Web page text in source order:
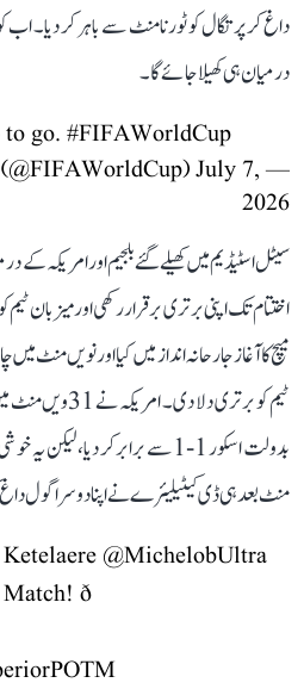
داغ کر پرتگال کو ٹورنامنٹ سے باہر کر دیا۔ اب
درمیان ہی کھیلا جائے گا۔
go. #FIFAWorldCup
— FIFA World Cup (@FIFAWorldCup)
July 7,
2026
سیٹل اسٹیڈیم میں کھیلے گئے بلجیم اور امریکہ کے
اختتام تک اپنی برتری برقرار رکھی اور میزبان ٹیم
میچ کا آغاز جارحانہ انداز میں کیا اور نویں
ٹیم کو برتری
منٹ بعد ہی ڈی کیٹیلیئرے نے اپنا دوسرا گول داغ
@MichelobUltra
ð